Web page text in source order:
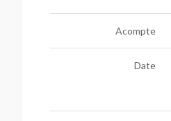
Acompte
Date